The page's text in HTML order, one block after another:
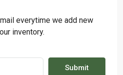
everytime we add new
inventory.
Submit